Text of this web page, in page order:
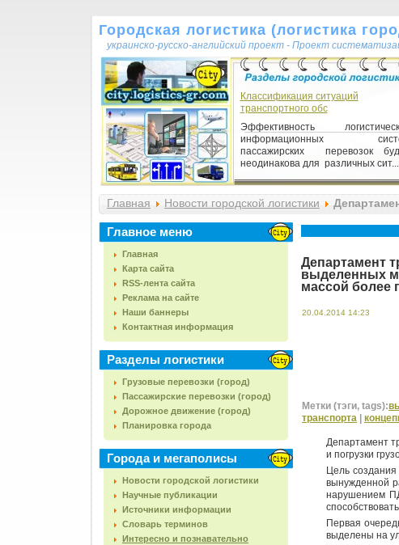
Городская логистика (логистика
украинско-русско-английский проект - Проект
Классификация ситуаций
транспортного обс
Эффективность
информационных
пассажирских перевозок
неодинакова для различных сит...
Главная Новости городской логистики
грузового транспорта массой более полутора тонн
Главное меню
Главная
Карта сайта
RSS-лента сайта
Реклама на сайте
Наши баннеры
Контактная информация
Разделы логистики
Грузовые перевозки (город)
Пассажирские перевозки (город)
Дорожное движение (город)
Планировка города
Города и мегаполисы
Новости городской логистики
Научные публикации
Источники информации
Словарь терминов
Интересно и познавательно
Департамент
выделенных
массой более
20.04.2014 14:23
Метки (тэги, tags):
транспорта
Департамент
и погрузки
Цель
вынужденной
нарушением
Первая
выделены на